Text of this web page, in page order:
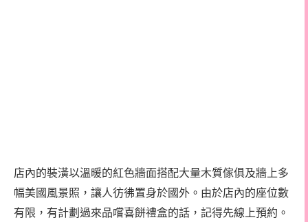
店內的裝潢以溫暖的紅色牆面搭配大量木質傢俱及牆上多
幅美國風景照，讓人彷彿置身於國外。由於店內的座位數
有限，有計劃過來品嚐喜餅禮盒的話，記得先線上預約。